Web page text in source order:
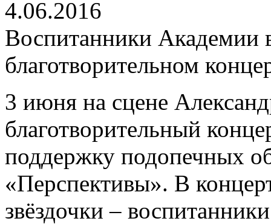
4.06.2016
Воспитанники Академии
благотворительном
3 июня на сцене
благотворительный
поддержку подопечных
«Перспективы». В
звёздочки –